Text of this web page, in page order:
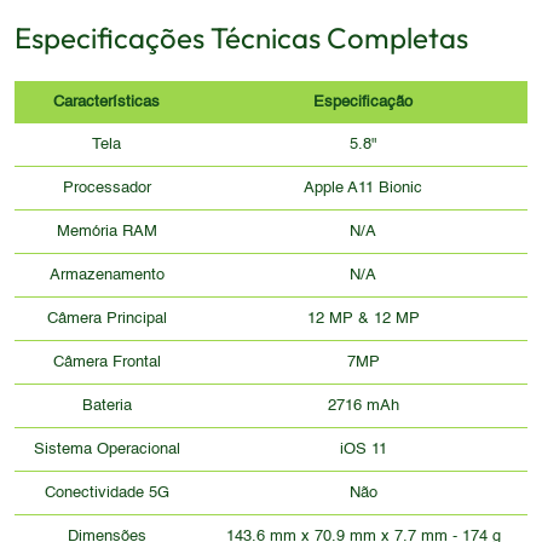
Especificações Técnicas Completas
Características Especificação
Tela 5.8"
Processador Apple A11 Bionic
Memória RAM N/A
Armazenamento N/A
Câmera Principal 12 MP & 12 MP
Câmera Frontal 7MP
Bateria 2716 mAh
Sistema Operacional iOS 11
Conectividade 5G Não
Dimensões 143.6 mm x 70.9 mm x 7.7 mm - 174 g